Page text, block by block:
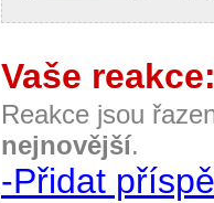
Vaše
Reakce jsou
nejnovější.
-Přidat